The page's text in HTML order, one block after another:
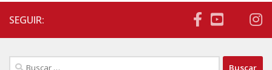
SEGUIR:
Buscar: